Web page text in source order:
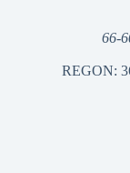
66-
REGON: